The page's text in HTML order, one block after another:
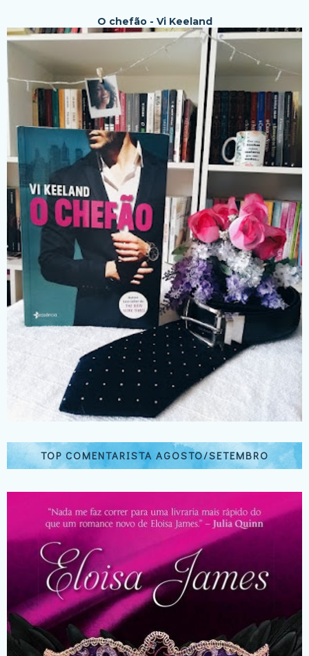
O chefão - Vi Keeland
TOP COMENTARISTA AGOSTO/SETEMBRO